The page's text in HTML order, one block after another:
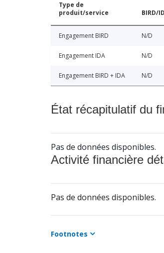
Type de
produit/service
BIRD/
Engagement BIRD N/D
Engagement IDA N/D
Engagement BIRD + IDA N/D
État récapitulatif du
Pas de données disponibles.
Activité financière
Pas de données disponibles.
Footnotes